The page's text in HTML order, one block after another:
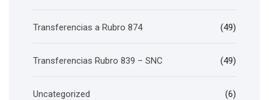
Transferencias a Rubro 874 (49)
Transferencias Rubro 839 – SNC (49)
Uncategorized (6)